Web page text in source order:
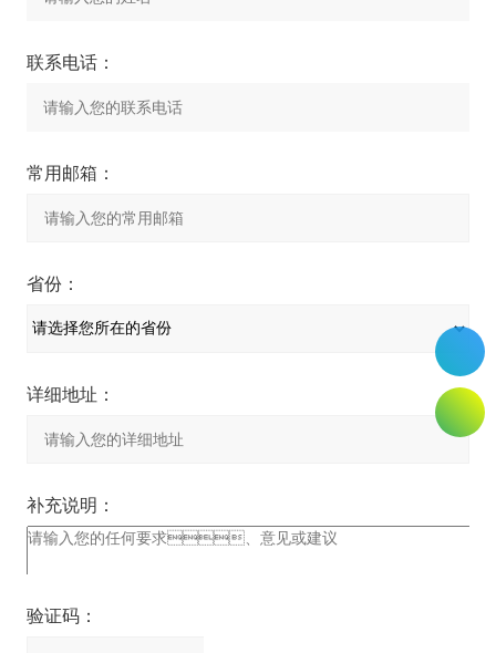
联系电话：
常用邮箱：
省份：
详细地址：
补充说明：
验证码：